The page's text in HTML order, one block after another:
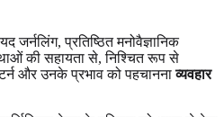
जर्नलिंग, प्रतिष्ठित मनोवैज्ञानिक
की सहायता से, निश्चित रूप से
और उनके प्रभाव को पहचाननाव्यवहार